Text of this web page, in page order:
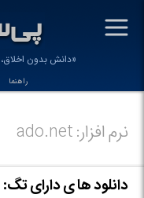
-
«دانش بدون
راهنما
نرم افزار: ado.net
دانلود ها ی دارای تگ: ado.net